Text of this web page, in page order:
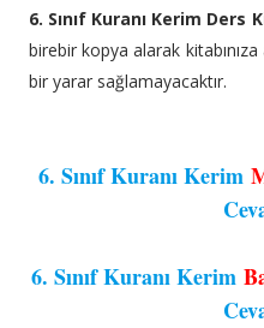
6. Sınıf Kuranı Kerim Ders
birebir kopya alarak
bir yarar sağlamayacaktır.
6. Sınıf Kuranı Kerim
6. Sınıf Kuranı Kerim